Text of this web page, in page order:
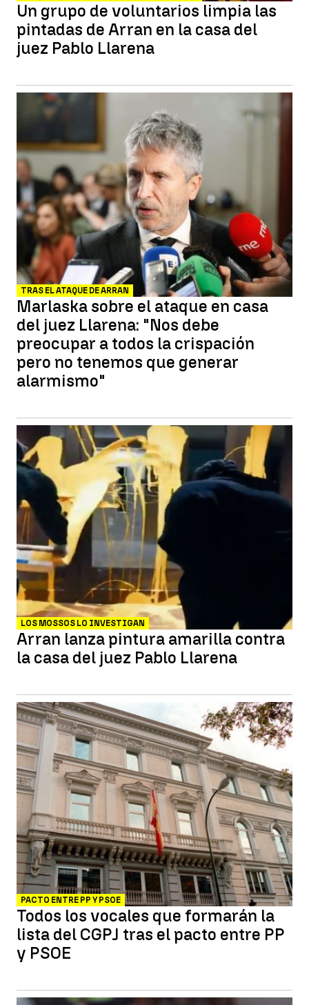
Un grupo de voluntarios limpia las
pintadas de Arran en la casa del
juez Pablo Llarena
TRAS EL ATAQUE DE ARRAN
Marlaska sobre el ataque en casa
del juez Llarena: "Nos debe
preocupar a todos la crispación
pero no tenemos que generar
alarmismo"
LOS MOSSOS LO INVESTIGAN
Arran lanza pintura amarilla contra
la casa del juez Pablo Llarena
PACTO ENTRE PP Y PSOE
Todos los vocales que formarán la
lista del CGPJ tras el pacto entre PP
y PSOE